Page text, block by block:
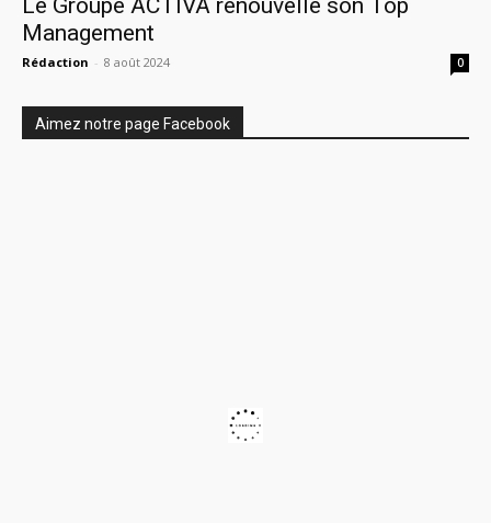
Management
Rédaction - 8 août 2024 0
Aimez notre page Facebook